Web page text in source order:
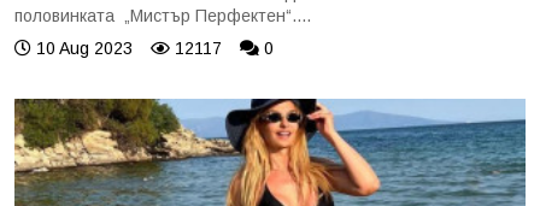
половинката „Мистър Перфектен“....
10 Aug 2023
12117 0